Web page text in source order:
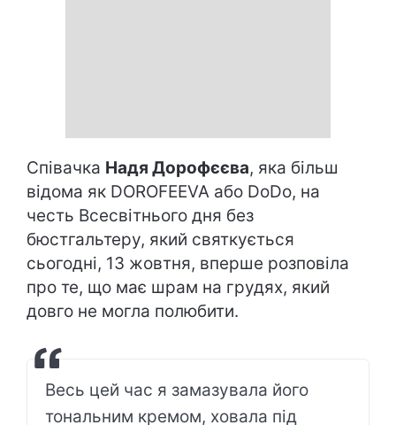
Співачка Надя Дорофєєва, яка більш
відома як DOROFEEVA або DoDo, на
честь Всесвітнього дня без
бюстгальтеру, який святкується
сьогодні, 13 жовтня, вперше розповіла
про те, що має шрам на грудях, який
довго не могла полюбити.
Весь цей час я замазувала його
тональним кремом, ховала під